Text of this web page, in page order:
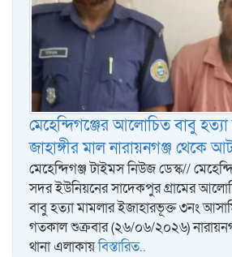
মেহেন্দিগঞ্জের আলোচিত বাবু
জাহাঙ্গীর মাল নারায়নগঞ্জ থেকে
মেহেন্দিগঞ্জ টাইমস নিউজ ডেস্ক//
সদর ইউনিয়নের সাদেকপুর গ্রামের
বাবু হত্যা মামলার ইজাহারভূক্ত ৩নং
গতকাল শুক্রবার (২৬/০৬/২০২৬)
থানা এলাকায়বিস্তারিত..